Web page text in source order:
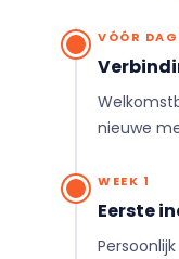
VÓÓR
nieuwe
WEEK 1
Eerste